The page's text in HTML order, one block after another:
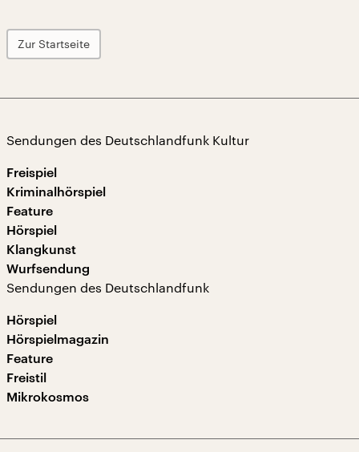
Zur Startseite
Sendungen des Deutschlandfunk Kultur
Freispiel
Kriminalhörspiel
Feature
Hörspiel
Klangkunst
Wurfsendung
Sendungen des Deutschlandfunk
Hörspiel
Hörspielmagazin
Feature
Freistil
Mikrokosmos